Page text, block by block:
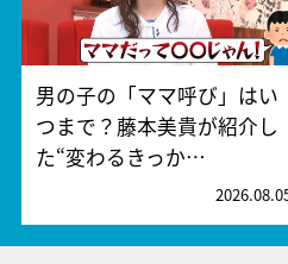
男の子の「ママ呼び」はい
つまで？藤本美貴が紹介し
た“変わるきっか…